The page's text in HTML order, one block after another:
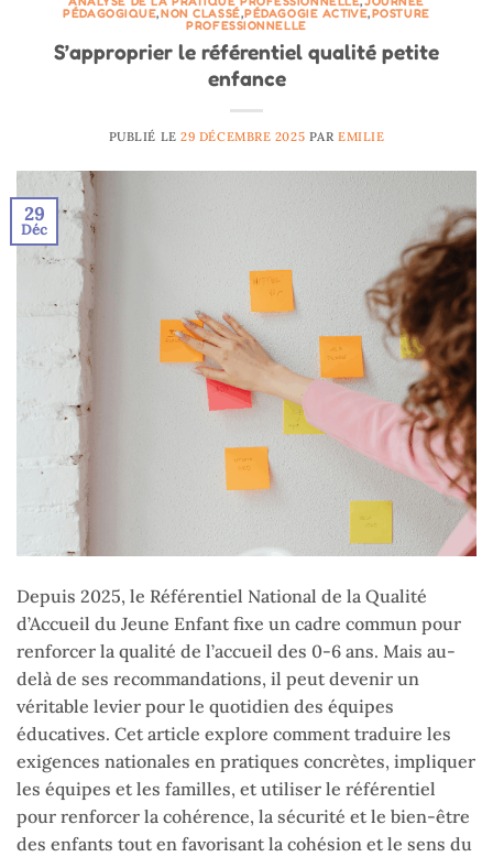
PÉDAGOGIQUE,NON CLASSÉ,PÉDAGOGIE ACTIVE,POSTURE
PROFESSIONNELLE
S’approprier le référentiel qualité petite
enfance
PUBLIÉ LE29 DÉCEMBRE 2025 PAR EMILIE
29
Déc
Depuis 2025, le Référentiel National de la Qualité
d’Accueil du Jeune Enfant fixe un cadre commun pour
renforcer la qualité de l’accueil des 0-6 ans. Mais au-
delà de ses recommandations, il peut devenir un
véritable levier pour le quotidien des équipes
éducatives. Cet article explore comment traduire les
exigences nationales en pratiques concrètes, impliquer
les équipes et les familles, et utiliser le référentiel
pour renforcer la cohérence, la sécurité et le bien-être
des enfants tout en favorisant la cohésion et le sens du